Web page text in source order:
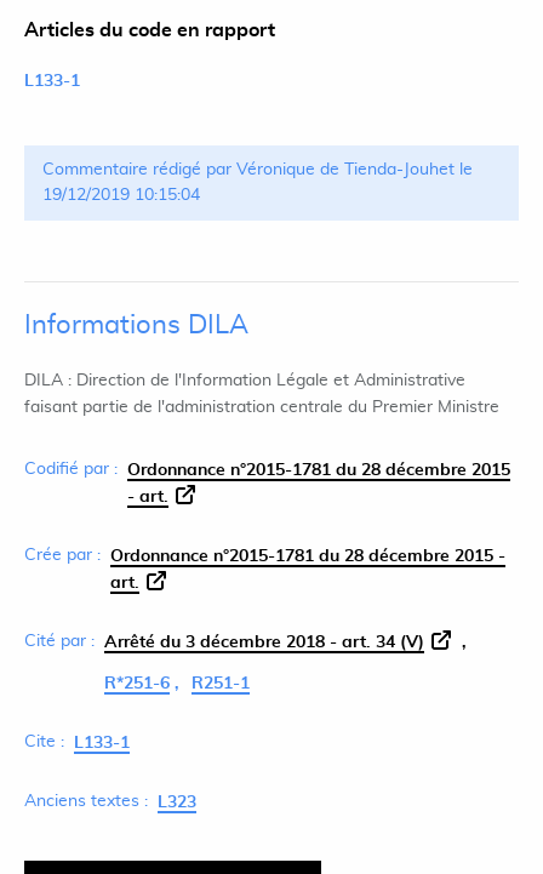
Articles du code en rapport
L133-1
Commentaire rédigé par Véronique de Tienda-Jouhet le
19/12/2019 10:15:04
Informations DILA
DILA : Direction de l'Information Légale et Administrative
faisant partie de l'administration centrale du Premier Ministre
Codifié par : Ordonnance n°2015-1781 du 28 décembre 2015
- art.
Crée par : Ordonnance n°2015-1781 du 28 décembre 2015 -
art.
Cité par : Arrêté du 3 décembre 2018 - art. 34 (V)
R*251-6 R251-1
Cite : L133-1
Anciens textes : L323